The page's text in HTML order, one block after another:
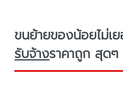
ขนย้ายของน้อยไม่เย
รับจ้างราคาถูก สุดๆ